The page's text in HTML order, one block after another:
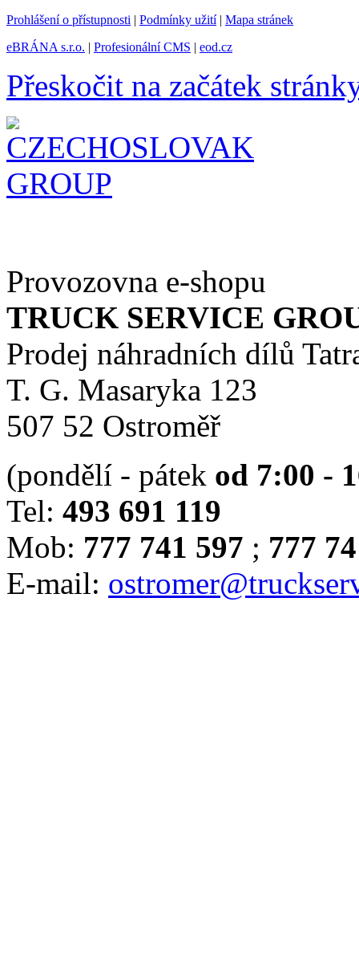
Prohlášení o přístupnosti | Podmínky užití| Mapa stránek
eBRÁNA s.r.o. | Profesionální CMS | eod.cz
Přeskočit na začátek
Provozovna e-shopu
TRUCK SERVICE
Prodej náhradních dílů
T. G. Masaryka 123
507 52 Ostroměř
(pondělí - pátek od 7:00 -
Tel: 493 691 119
Mob: 777 741 597 ; 777
E-mail: